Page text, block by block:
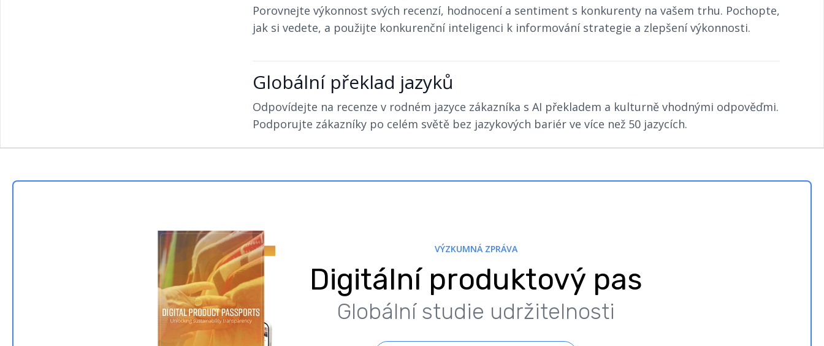
Porovnejte výkonnost svých recenzí, hodnocení a sentiment s konkurenty na vašem trhu. Pochopte,
jak si vedete, a použijte konkurenční inteligenci k informování strategie a zlepšení výkonnosti.
Globální překlad jazyků
Odpovídejte na recenze v rodném jazyce zákazníka s AI překladem a kulturně vhodnými odpověďmi.
Podporujte zákazníky po celém světě bez jazykových bariér ve více než 50 jazycích.
VÝZKUMNÁ ZPRÁVA
Digitální produktový pas
Globální studie udržitelnosti